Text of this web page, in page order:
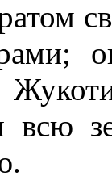
всю